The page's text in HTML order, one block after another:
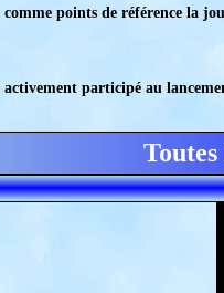
points de référence la
participé au